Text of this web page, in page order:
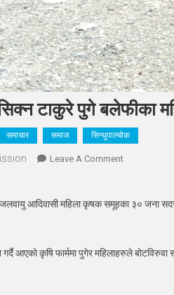
सिक्न टाकुरे पुगे बलेफीका
समाचार समाज सिन्धुपाल्चोक
Leave A CommentOn
सिक्न
बलेफीका
आदिवासी महिला कृषक समूहका ३० जना
आएको कृषि फार्ममा पुगेर महिलाहरुले बोटविरुवा